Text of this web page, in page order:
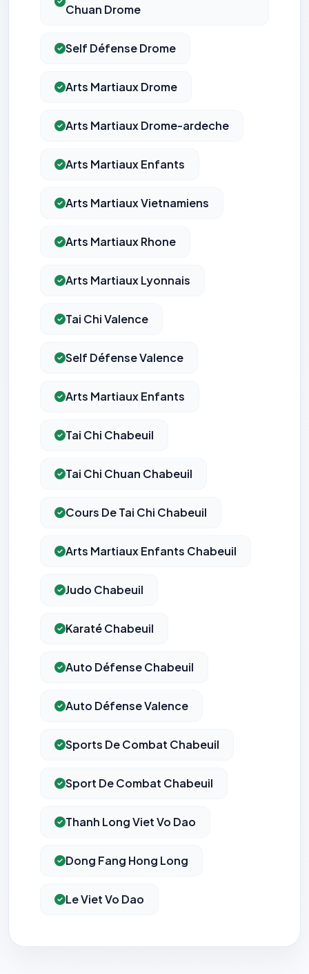
Chuan Drome
Self Défense Drome
Arts Martiaux Drome
Arts Martiaux Drome-ardeche
Arts Martiaux Enfants
Arts Martiaux Vietnamiens
Arts Martiaux Rhone
Arts Martiaux Lyonnais
Tai Chi Valence
Self Défense Valence
Arts Martiaux Enfants
Tai Chi Chabeuil
Tai Chi Chuan Chabeuil
Cours De Tai Chi Chabeuil
Arts Martiaux Enfants Chabeuil
Judo Chabeuil
Karaté Chabeuil
Auto Défense Chabeuil
Auto Défense Valence
Sports De Combat Chabeuil
Sport De Combat Chabeuil
Thanh Long Viet Vo Dao
Dong Fang Hong Long
Le Viet Vo Dao